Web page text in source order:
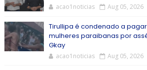
acao1noticias Aug 05, 2026
Tirullipa é condenado a pagar
mulheres paraibanas por
Gkay
acao1noticias Aug 05, 2026